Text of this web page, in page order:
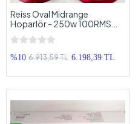
Reiss Oval Midrange
Hoparlör - 250w 100RMS
Reiss Kayık Midrange
%10 6.913,59 TL 6.198,39 TL